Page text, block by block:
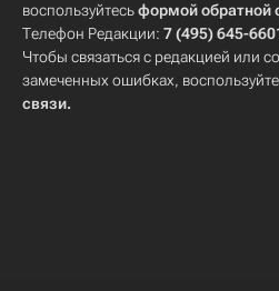
воспользуйтесьформой обратной
Телефон Редакции: 7 (495) 645-
Чтобы связаться с редакцией или
замеченных ошибках,
связи.